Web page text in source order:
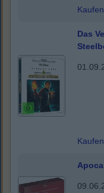
Kaufen
Das
Kaufen